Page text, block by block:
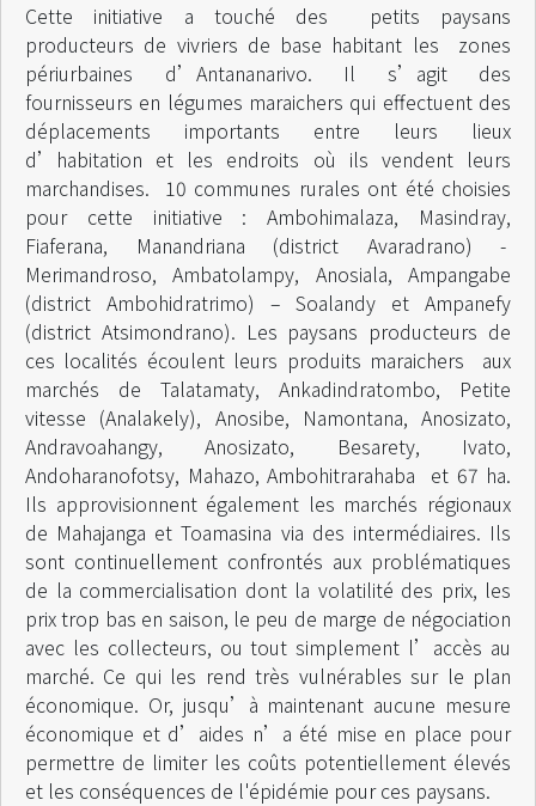
Cette initiative a touché des petits paysans
producteurs de vivriers de base habitant les zones
périurbaines d’Antananarivo. Il s’agit des
fournisseurs en légumes maraichers qui effectuent des
déplacements importants entre leurs lieux
d’habitation et les endroits où ils vendent leurs
marchandises. 10 communes rurales ont été choisies
pour cette initiative : Ambohimalaza, Masindray,
Fiaferana, Manandriana (district Avaradrano) -
Merimandroso, Ambatolampy, Anosiala, Ampangabe
(district Ambohidratrimo) – Soalandy et Ampanefy
(district Atsimondrano). Les paysans producteurs de
ces localités écoulent leurs produits maraichers aux
marchés de Talatamaty, Ankadindratombo, Petite
vitesse (Analakely), Anosibe, Namontana, Anosizato,
Andravoahangy, Anosizato, Besarety, Ivato,
Andoharanofotsy, Mahazo, Ambohitrarahaba et 67 ha.
Ils approvisionnent également les marchés régionaux
de Mahajanga et Toamasina via des intermédiaires. Ils
sont continuellement confrontés aux problématiques
de la commercialisation dont la volatilité des prix, les
prix trop bas en saison, le peu de marge de négociation
avec les collecteurs, ou tout simplement l’accès au
marché. Ce qui les rend très vulnérables sur le plan
économique. Or, jusqu’à maintenant aucune mesure
économique et d’aides n’a été mise en place pour
permettre de limiter les coûts potentiellement élevés
et les conséquences de l'épidémie pour ces paysans.